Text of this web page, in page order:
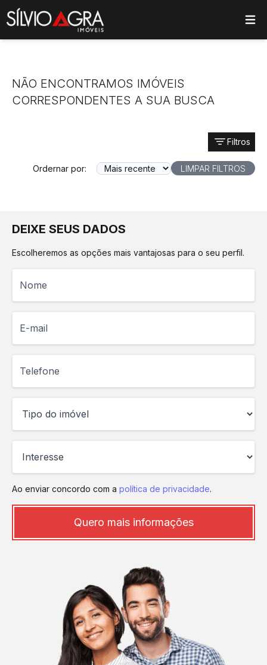
main menu
NÃO ENCONTRAMOS IMÓVEIS
CORRESPONDENTES A SUA BUSCA
Filtros
Ordernar por: LIMPAR FILTROS
DEIXE SEUS DADOS
Escolheremos as opções mais vantajosas para o seu perfil.
Ao enviar concordo com a política de privacidade.
Quero mais informações